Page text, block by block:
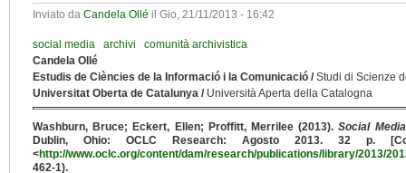
Inviato da Candela Ollé il Gio, 21/11/2013 - 16:42
social media archivi
comunità archivistica
Candela Ollé
Estudis de Ciències de la Informació i la Comunicació /Studi di Scienze
Universitat Oberta de Catalunya / Università Aperta della Catalogna
Washburn, Bruce; Eckert, Ellen; Proffitt, Merrilee (2013).Social
Dublin, Ohio: OCLC Research: Agosto 2013. 32 p.
<http://www.oclc.org/content/dam/research/publications/library/2013/
462-1).